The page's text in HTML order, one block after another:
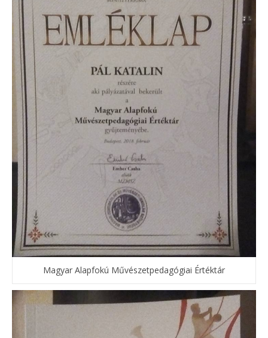
Magyar Alapfokú Művészetpedagógiai Értéktár